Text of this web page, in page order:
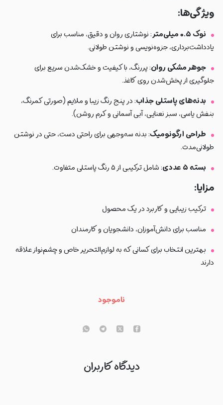
ویژگی‌ها:
نوک ۰.۵ میلی‌متر
: نوشتاری روان و دقیق، مناسب برای
یادداشت‌برداری، جزوه‌نویسی و نوشتن طولانی.
جوهر مشکی روان: پررنگ، با کیفیت و خشک‌شدن سریع برای
جلوگیری از پخش‌شدن روی کاغذ.
بدنه‌های پاستلی جذاب: در پنج رنگ زیبا و ملایم (صورتی کمرنگ،
بنفش یاسی، سبز نعنایی، آبی آسمانی و کرم روشن).
طراحی ارگونومیک: بدنه سه‌وجهی برای راحتی دست، حتی در نوشتن
طولانی‌مدت.
بسته ۵ عددی
: شامل ترکیبی از ۵ رنگ پاستلی متفاوت.
مزایا:
ترکیب زیبایی و کاربرد در یک محصول
مناسب برای دانش‌آموزان، دانشجویان و کارمندان
بهترین انتخاب برای کسانی که به لوازم‌التحریر خاص و چشم‌نواز علاقه
دارند
ناموجود
دیدگاه کاربران